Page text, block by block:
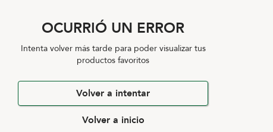
OCURRIÓ UN ERROR
Intenta volver más tarde para poder visualizar tus
productos favoritos
Volver a intentar
Volver a inicio